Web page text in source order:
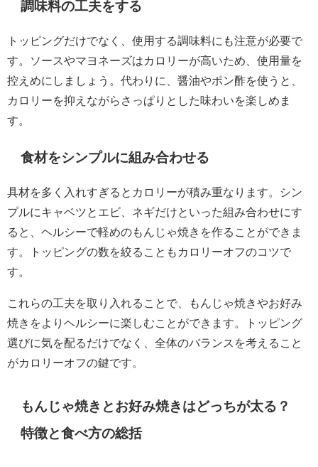
調味料の工夫をする
トッピングだけでなく、使用する調味料にも注意が必要で
す。ソースやマヨネーズはカロリーが高いため、使用量を
控えめにしましょう。代わりに、醤油やポン酢を使うと、
カロリーを抑えながらさっぱりとした味わいを楽しめま
す。
食材をシンプルに組み合わせる
具材を多く入れすぎるとカロリーが積み重なります。シン
プルにキャベツとエビ、ネギだけといった組み合わせにす
ると、ヘルシーで軽めのもんじゃ焼きを作ることができま
す。トッピングの数を絞ることもカロリーオフのコツで
す。
これらの工夫を取り入れることで、もんじゃ焼きやお好み
焼きをよりヘルシーに楽しむことができます。トッピング
選びに気を配るだけでなく、全体のバランスを考えること
がカロリーオフの鍵です。
もんじゃ焼きとお好み焼きはどっちが太る？
特徴と食べ方の総括